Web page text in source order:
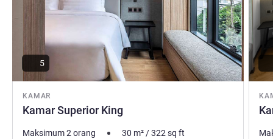
KAMAR
Kamar Superior King
5
Maksimum 2 orang 30 m²/322sq ft